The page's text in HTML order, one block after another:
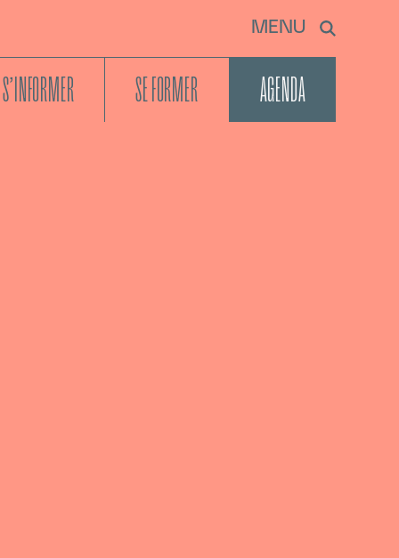
MENU
AGENDA
S’INFORMER SE FORMER